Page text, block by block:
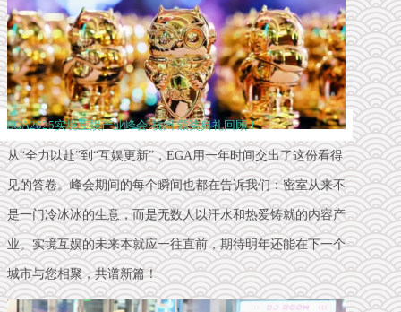
EGA2025实境互娱产业峰会·杭州 颁奖典礼回顾！
从“全力以赴”到“互娱更新”，EGA用一年时间交出了这份看得
见的答卷。峰会期间的每个瞬间也都在告诉我们：密室从来不
是一门冷冰冰的生意，而是无数人以汗水和热爱铸就的内容产
业。实境互娱的未来本就应一往直前，期待明年还能在下一个
城市与您相聚，共谱新篇！